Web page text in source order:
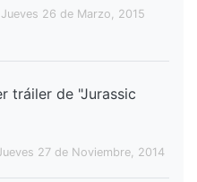
26 de Marzo, 2015
tráiler de "Jurassic
27 de Noviembre, 2014